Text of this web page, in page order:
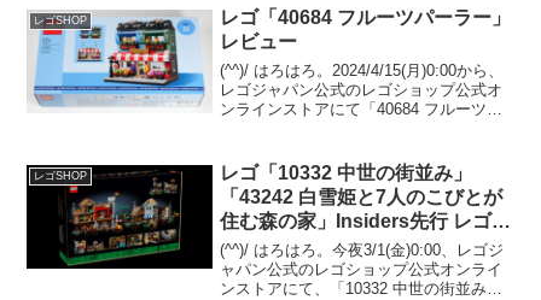
式オンライ...
レゴSHOP
レゴ「40684 フルーツパーラー」
レビュー
(^^)/ はろはろ。2024/4/15(月)0:00から、
レゴジャパン公式のレゴショップ公式オ
ンラインストアにて「40684 フルーツパ
(税込)以上購入 且...
レゴSHOP
レゴ「10332 中世の街並み」
「43242 白雪姫と7人のこびとが
住む森の家」Insiders先行 レゴシ
ョップ
(^^)/ はろはろ。今夜3/1(金)0:00、レゴジ
ャパン公式のレゴショップ公式オンライ
ンストアにて、「10332 中世の街並み」